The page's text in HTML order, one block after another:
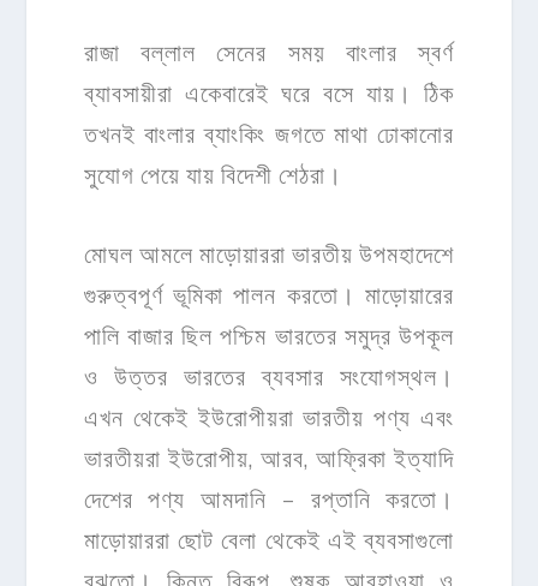
রাজা বল্লাল সেনের সময় বাংলার স্বর্ণ
ব্যাবসায়ীরা একেবারেই ঘরে বসে যায়। ঠিক
তখনই বাংলার ব্যাংকিং জগতে মাথা ঢোকানোর
সুযোগ পেয়ে যায় বিদেশী শেঠরা।
মোঘল আমলে মাড়োয়াররা ভারতীয় উপমহাদেশে
গুরুত্বপূর্ণ ভূমিকা পালন করতো। মাড়োয়ারের
পালি বাজার ছিল পশ্চিম ভারতের সমুদ্র উপকূল
ও উত্তর ভারতের ব্যবসার সংযোগস্থল।
এখন থেকেই ইউরোপীয়রা ভারতীয় পণ্য এবং
ভারতীয়রা ইউরোপীয়, আরব, আফ্রিকা ইত্যাদি
দেশের পণ্য আমদানি – রপ্তানি করতো।
মাড়োয়াররা ছোট বেলা থেকেই এই ব্যবসাগুলো
বুঝতো। কিন্তু বিরূপ, শুষ্ক আবহাওয়া ও